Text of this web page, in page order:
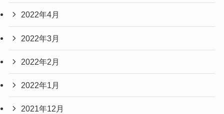
2022年4月
2022年3月
2022年2月
2022年1月
2021年12月